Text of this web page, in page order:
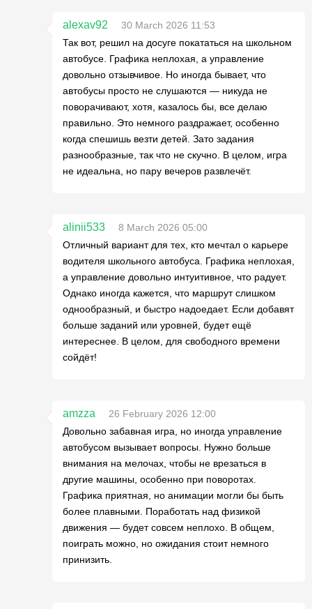
alexav92
30 March 2026 11:53
Так вот, решил на досуге покататься на школьном
автобусе. Графика неплохая, а управление
довольно отзывчивое. Но иногда бывает, что
автобусы просто не слушаются — никуда не
поворачивают, хотя, казалось бы, все делаю
правильно. Это немного раздражает, особенно
когда спешишь везти детей. Зато задания
разнообразные, так что не скучно. В целом, игра
не идеальна, но пару вечеров развлечёт.
alinii533
8 March 2026 05:00
Отличный вариант для тех, кто мечтал о карьере
водителя школьного автобуса. Графика неплохая,
а управление довольно интуитивное, что радует.
Однако иногда кажется, что маршрут слишком
однообразный, и быстро надоедает. Если добавят
больше заданий или уровней, будет ещё
интереснее. В целом, для свободного времени
сойдёт!
amzza
26 February 2026 12:00
Довольно забавная игра, но иногда управление
автобусом вызывает вопросы. Нужно больше
внимания на мелочах, чтобы не врезаться в
другие машины, особенно при поворотах.
Графика приятная, но анимации могли бы быть
более плавными. Поработать над физикой
движения — будет совсем неплохо. В общем,
поиграть можно, но ожидания стоит немного
принизить.